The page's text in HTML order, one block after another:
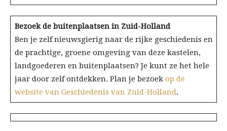
Bezoek de buitenplaatsen in Zuid-Holland
Ben je zelf nieuwsgierig naar de rijke geschiedenis en
de prachtige, groene omgeving van deze kastelen,
landgoederen en buitenplaatsen? Je kunt ze het hele
jaar door zelf ontdekken. Plan je bezoek op de
website van Geschiedenis van Zuid-Holland.